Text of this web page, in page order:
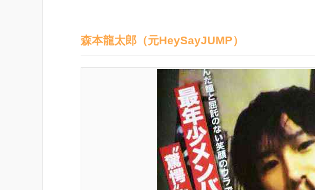
森本龍太郎（元HeySayJUMP）